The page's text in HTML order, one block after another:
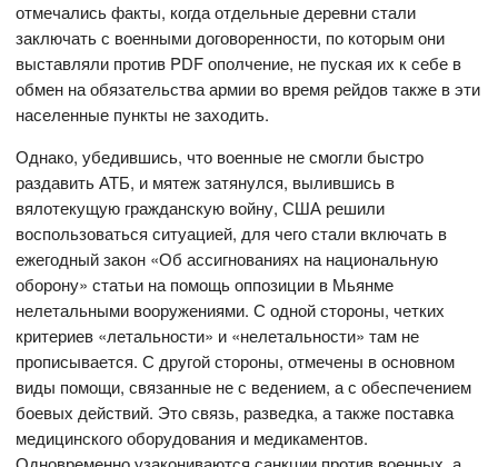
отмечались факты, когда отдельные деревни стали
заключать с военными договоренности, по которым они
выставляли против PDF ополчение, не пуская их к себе в
обмен на обязательства армии во время рейдов также в эти
населенные пункты не заходить.
Однако, убедившись, что военные не смогли быстро
раздавить АТБ, и мятеж затянулся, вылившись в
вялотекущую гражданскую войну, США решили
воспользоваться ситуацией, для чего стали включать в
ежегодный закон «Об ассигнованиях на национальную
оборону» статьи на помощь оппозиции в Мьянме
нелетальными вооружениями. С одной стороны, четких
критериев «летальности» и «нелетальности» там не
прописывается. С другой стороны, отмечены в основном
виды помощи, связанные не с ведением, а с обеспечением
боевых действий. Это связь, разведка, а также поставка
медицинского оборудования и медикаментов.